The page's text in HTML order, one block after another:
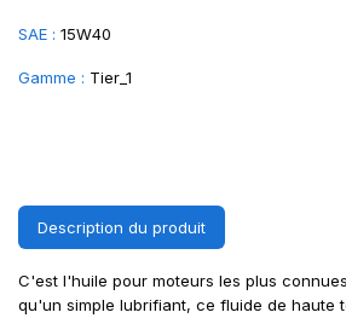
SAE : 15W40
Gamme : Tier_1
Description du produit
C'est l'huile pour moteurs les plus
qu'un simple lubrifiant, ce fluide de haute